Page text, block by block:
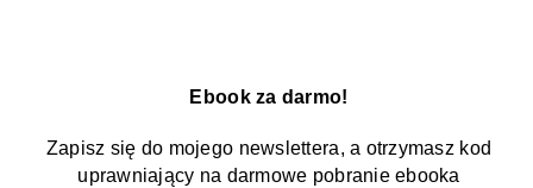
Ebook za darmo!
Zapisz się do mojego newslettera, a otrzymasz kod
uprawniający na darmowe pobranie ebooka